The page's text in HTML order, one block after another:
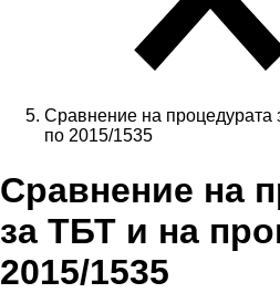
Сравнение на процедурата
по 2015/1535
Сравнение на
за ТБТ и на
2015/1535